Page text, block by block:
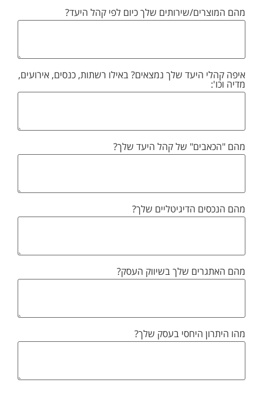
מהם המוצרים/שירותים שלך כיום לפי קהל היעד?
איפה קהלי היעד שלך נמצאים? באילו רשתות, כנסים, אירועים,
מדיה וכו':
מהם "הכאבים" של קהל היעד שלך?
מהם הנכסים הדיגיטליים שלך?
מהם האתגרים שלך בשיווק העסק?
מהו היתרון היחסי בעסק שלך?